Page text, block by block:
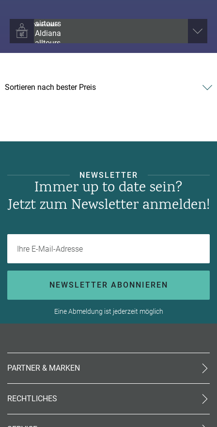
Veranstalter
NEWSLETTER
Immer up to date sein?
Jetzt zum Newsletter anmelden!
NEWSLETTER ABONNIEREN
Eine Abmeldung ist jederzeit möglich
PARTNER & MARKEN
meinreisespezialist
Reiseland
RECHTLICHES